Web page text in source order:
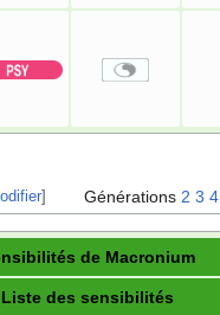
] Générations 2 3 4
de Macronium
Liste des sensibilités